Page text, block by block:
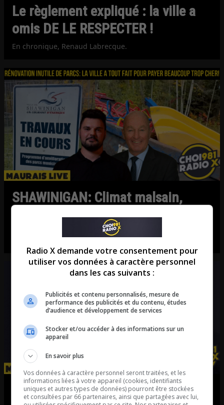
Le règlement expliqué : la ville a
omis DE LE RESPECTER !
En chronique, Renaud Labrecque.
SHAWINIGAN: Climat malsain,
intimidation et DÉPENSES
LACHANCE: La machine
Radio X demande votre consentement pour
utiliser vos données à caractère personnel
dans les cas suivants :
Publicités et contenu personnalisés, mesure de
performance des publicités et du contenu, études
d’audience et développement de services
Stocker et/ou accéder à des informations sur un
appareil
En savoir plus
Vos données à caractère personnel seront traitées, et les
informations liées à votre appareil (cookies, identifiants
uniques et autres types de données) pourront être stockées
et consultées par 66 partenaires, ainsi que partagées avec lui,